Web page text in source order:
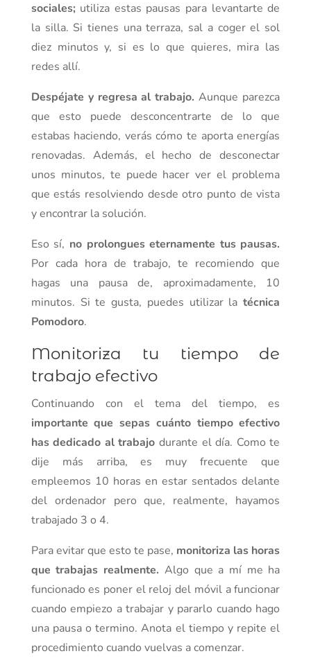
sociales; utiliza estas pausas para levantarte de
la silla. Si tienes una terraza, sal a coger el sol
diez minutos y, si es lo que quieres, mira las
redes allí.
Despéjate y regresa al trabajo. Aunque parezca
que esto puede desconcentrarte de lo que
estabas haciendo, verás cómo te aporta energías
renovadas. Además, el hecho de desconectar
unos minutos, te puede hacer ver el problema
que estás resolviendo desde otro punto de vista
y encontrar la solución.
Eso sí, no prolongues eternamente tus pausas.
Por cada hora de trabajo, te recomiendo que
hagas una pausa de, aproximadamente, 10
minutos. Si te gusta, puedes utilizar latécnica
Pomodoro.
Monitoriza tu tiempo de
trabajo efectivo
Continuando con el tema del tiempo, es
importante que sepas cuánto tiempo efectivo
has dedicado al trabajo durante el día. Como te
dije más arriba, es muy frecuente que
empleemos 10 horas en estar sentados delante
del ordenador pero que, realmente, hayamos
trabajado 3 o 4.
Para evitar que esto te pase, monitoriza las horas
que trabajas realmente. Algo que a mí me ha
funcionado es poner el reloj del móvil a funcionar
cuando empiezo a trabajar y pararlo cuando hago
una pausa o termino. Anota el tiempo y repite el
procedimiento cuando vuelvas a comenzar.